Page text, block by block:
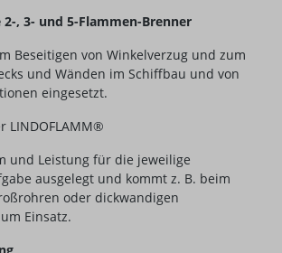
, 3- und 5-Flammen-Brenner
Beseitigen von Winkelverzug und zum
und Wänden im Schiffbau und von
eingesetzt.
LINDOFLAMM®
und Leistung für die jeweilige
ausgelegt und kommt z. B. beim
oder dickwandigen
Einsatz.